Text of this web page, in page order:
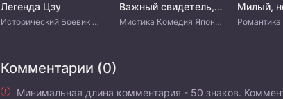
Легенда Цзу
Исторический Боевик Фэнтези Китайские дорамы
Важный свидетель, частный детектив
Мистика Комедия Японские дорамы
Комментарии (0)
Минимальная длина комментария - 50 знаков.